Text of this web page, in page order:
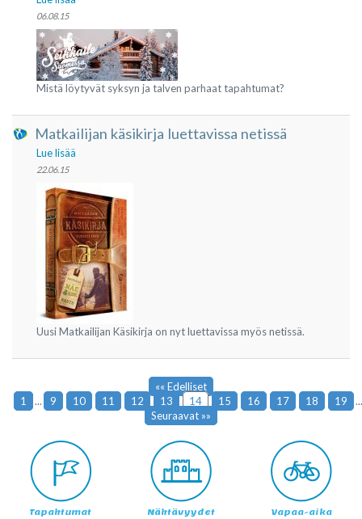
06.08.15
Mistä löytyvät syksyn ja talven parhaat tapahtumat?
Matkailijan käsikirja luettavissa netissä
Lue lisää
22.06.15
Uusi Matkailijan Käsikirja on nyt luettavissa myös netissä.
«« Edelliset
1
... 9 10 11 12 13 14 15 16 17 18 19
...
Seuraavat »»
Tapahtumat Nähtävyydet Vapaa-aika